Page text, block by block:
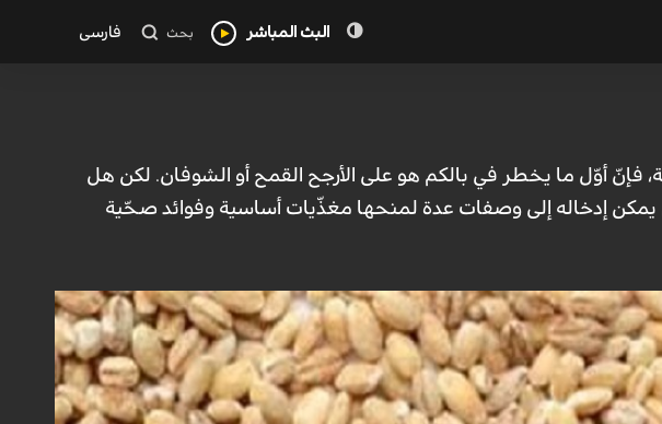
البث المباشر بحث فارسی
فإنّ أوّل ما يخطر في بالكم هو على الأرجح القمح أو الشوفان. لكن هل
يمكن إدخاله إلى وصفات عدة لمنحها مغذّيات أساسية وفوائد صحّية